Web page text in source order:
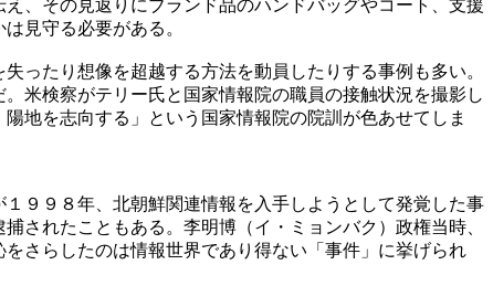
、その見返りにブランド品のハンドバッグやコート、支援
見守る必要がある。
ったり想像を超越する方法を動員したりする事例も多い。
米検察がテリー氏と国家情報院の職員の接触状況を撮影し
地を志向する」という国家情報院の院訓が色あせてしま
９９８年、北朝鮮関連情報を入手しようとして発覚した事
されたこともある。李明博（イ・ミョンバク）政権当時、
さらしたのは情報世界であり得ない「事件」に挙げられ